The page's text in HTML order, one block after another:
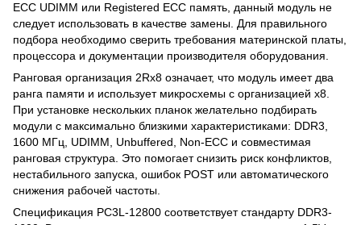
ECC UDIMM или Registered ECC память, данный модуль не
следует использовать в качестве замены. Для правильного
подбора необходимо сверить требования материнской платы,
процессора и документации производителя оборудования.
Ранговая организация 2Rx8 означает, что модуль имеет два
ранга памяти и использует микросхемы с организацией x8.
При установке нескольких планок желательно подбирать
модули с максимально близкими характеристиками: DDR3,
1600 МГц, UDIMM, Unbuffered, Non-ECC и совместимая
ранговая структура. Это помогает снизить риск конфликтов,
нестабильного запуска, ошибок POST или автоматического
снижения рабочей частоты.
Спецификация PC3L-12800 соответствует стандарту DDR3-